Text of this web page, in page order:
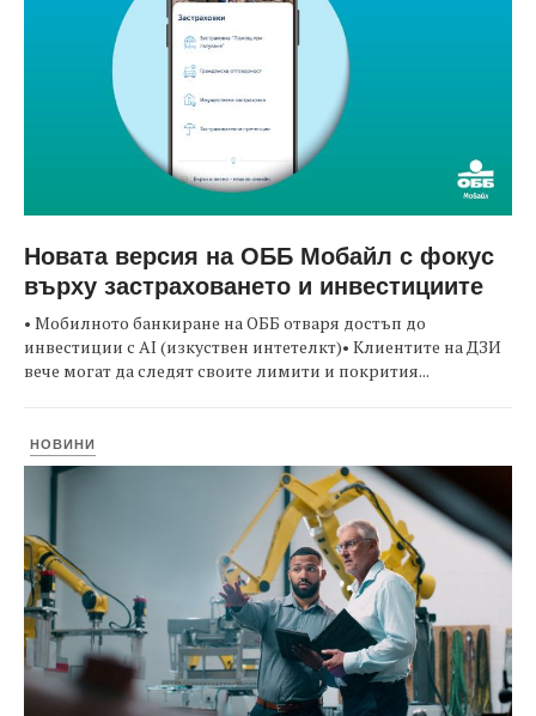
Новата версия на ОББ Мобайл с фокус
върху застраховането и инвестициите
• Мобилното банкиране на ОББ отваря достъп до
инвестиции с AI (изкуствен интетелкт)• Клиентите на ДЗИ
вече могат да следят своите лимити и покрития...
НОВИНИ